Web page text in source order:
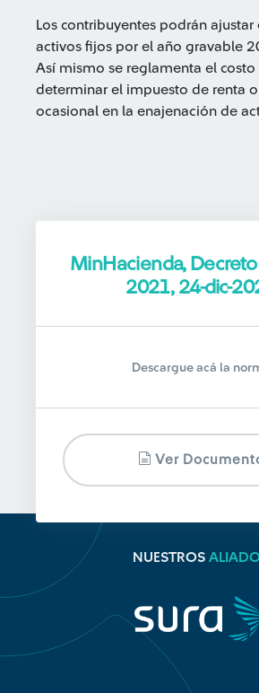
Los contribuyentes podrán
activos fijos por el año gravable
Así mismo se reglamenta el costo
determinar el impuesto de renta
ocasional en la enajenación de
MinHacienda,
2021, 24-dic-
Descargue acá la
Ver
NUESTROS